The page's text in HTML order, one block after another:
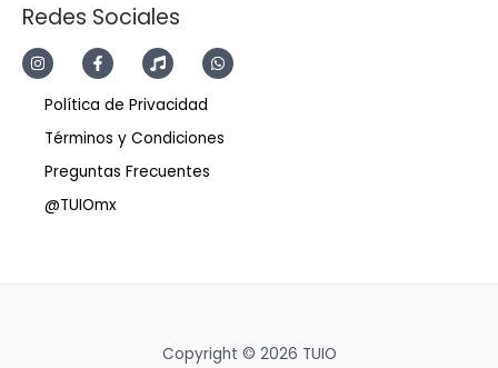
Redes Sociales
Política de Privacidad
Términos y Condiciones
Preguntas Frecuentes
@TUIOmx
Copyright © 2026 TUIO